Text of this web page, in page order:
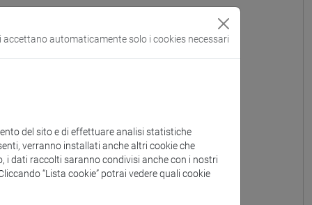
- Laurea magistrale (DM270)
(DM270)
automaticamente solo i cookies necessari
del sito e di effettuare analisi statistiche
verranno installati anche altri cookie che
i dati raccolti saranno condivisi anche con i nostri
“Lista cookie” potrai vedere quali cookie